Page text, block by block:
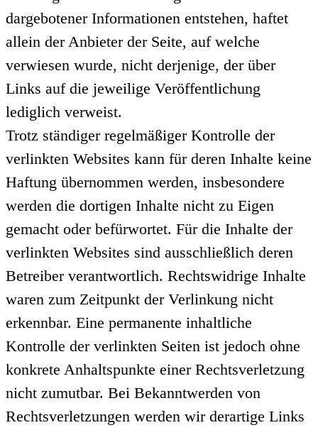
dargebotener Informationen entstehen, haftet
allein der Anbieter der Seite, auf welche
verwiesen wurde, nicht derjenige, der über
Links auf die jeweilige Veröffentlichung
lediglich verweist.
Trotz ständiger regelmäßiger Kontrolle der
verlinkten Websites kann für deren Inhalte keine
Haftung übernommen werden, insbesondere
werden die dortigen Inhalte nicht zu Eigen
gemacht oder befürwortet. Für die Inhalte der
verlinkten Websites sind ausschließlich deren
Betreiber verantwortlich. Rechtswidrige Inhalte
waren zum Zeitpunkt der Verlinkung nicht
erkennbar. Eine permanente inhaltliche
Kontrolle der verlinkten Seiten ist jedoch ohne
konkrete Anhaltspunkte einer Rechtsverletzung
nicht zumutbar. Bei Bekanntwerden von
Rechtsverletzungen werden wir derartige Links